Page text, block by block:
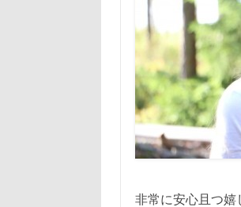
非常に安心且つ嬉